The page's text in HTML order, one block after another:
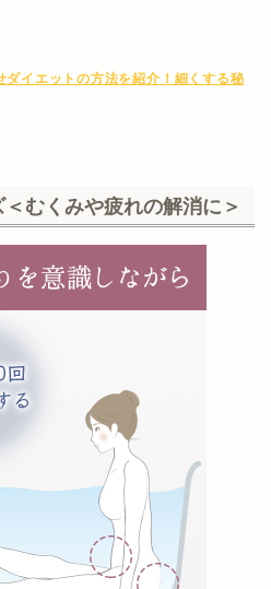
ダイエットの方法を紹介！細くする秘
むくみや疲れの解消に＞